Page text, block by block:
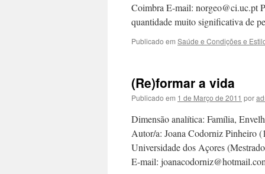
Coimbra E-mail: norgeo@ci.uc.pt
quantidade muito significativa de
Publicado em Saúde e Condições e
(Re)formar a vida
Publicado em 1 de Março de 2011 por
Dimensão analítica: Família,
Autor/a: Joana Codorniz Pinheiro
Universidade dos Açores
E-mail: